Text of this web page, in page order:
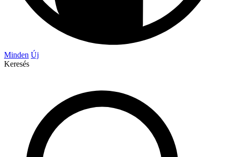
Minden Új
Keresés